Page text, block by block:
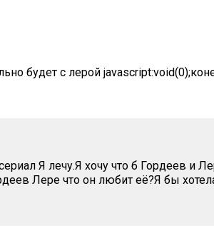
будет с лерой
Я лечу.Я хочу что б Гордеев и
Лере что он любит её?Я бы